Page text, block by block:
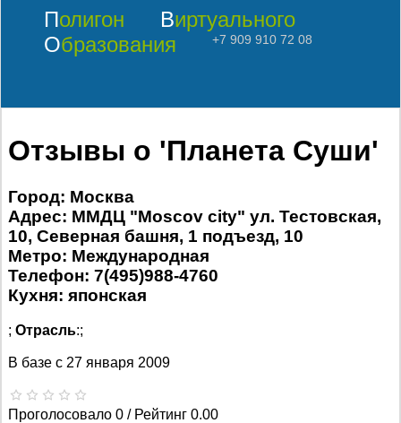
Полигон
Виртуального
Образования
+7 909 910 72 08
Отзывы о 'Планета Суши'
Город: Москва
Адрес: ММДЦ "Moscov city" ул. Тестовская,
10, Северная башня, 1 подъезд, 10
Метро: Международная
Телефон: 7(495)988-4760
Кухня: японская
; Отрасль:;
В базе с 27 января 2009
Проголосовало 0 / Рейтинг 0.00